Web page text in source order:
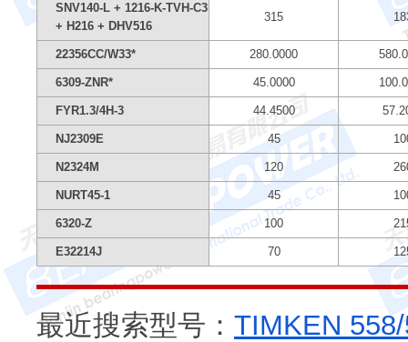
SNV140-L + 1216-K-TVH-C3
+ H216 + DHV516
315
22356CC/W33* 280.0000
6309-ZNR* 45.0000
FYR1.3/4H-3 44.4500
NJ2309E 45
N2324M 120
NURT45-1 45
6320-Z 100
E32214J 70
最近搜索型号： TIMKEN